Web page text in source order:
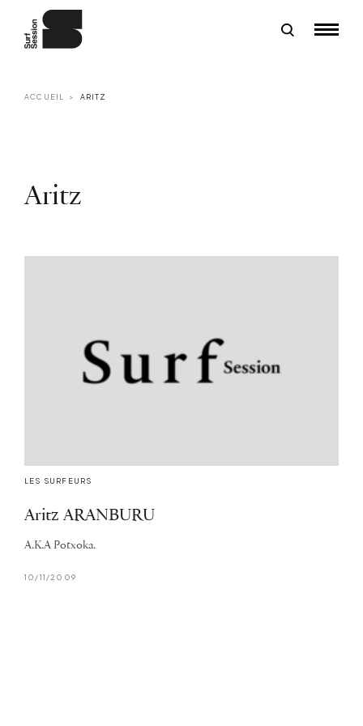
ACCUEIL ARITZ
Aritz
LES SURFEURS
Aritz ARANBURU
A.K.A Potxoka.
10/11/2009